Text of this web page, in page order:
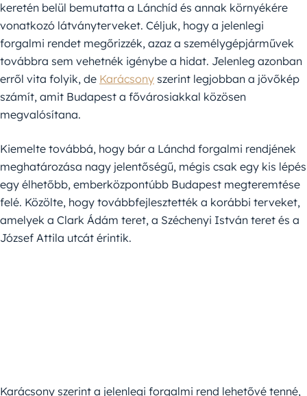
keretén belül bemutatta a Lánchíd és annak környékére
vonatkozó látványterveket. Céljuk, hogy a jelenlegi
forgalmi rendet megőrizzék, azaz a személygépjárművek
továbbra sem vehetnék igénybe a hidat. Jelenleg azonban
erről vita folyik, de Karácsony szerint legjobban a jövőkép
számít, amit Budapest a fővárosiakkal közösen
megvalósítana.
Kiemelte továbbá, hogy bár a Lánchd forgalmi rendjének
meghatározása nagy jelentőségű, mégis csak egy kis lépés
egy élhetőbb, emberközpontúbb Budapest megteremtése
felé. Közölte, hogy továbbfejlesztették a korábbi terveket,
amelyek a Clark Ádám teret, a Széchenyi István teret és a
József Attila utcát érintik.
Karácsony szerint a jelenlegi forgalmi rend lehetővé tenné,